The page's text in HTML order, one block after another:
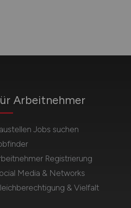
Arbeitnehmer
Jobs suchen
Registrierung
Media & Networks
& Vielfalt